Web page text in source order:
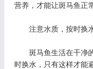
营养，才能让斑马鱼正
注意水质，按时换
斑马鱼生活在干净的
时换水，只有这样才能